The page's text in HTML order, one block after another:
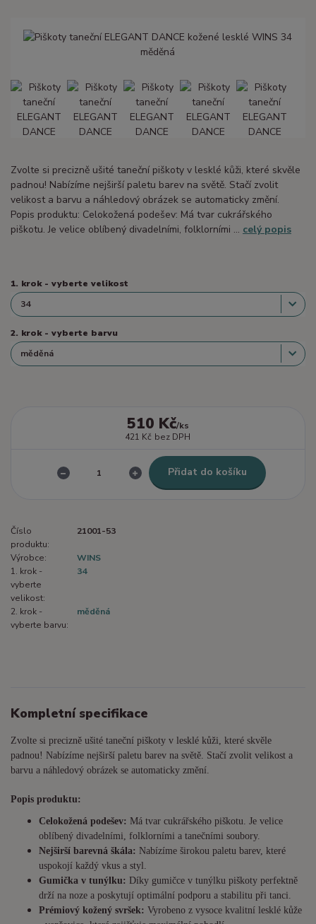
Zvolte si precizně ušité taneční piškoty v lesklé kůži, které skvěle
padnou! Nabízíme nejširší paletu barev na světě. Stačí zvolit
velikost a barvu a náhledový obrázek se automaticky změní.
Popis produktu: Celokožená podešev: Má tvar cukrářského
piškotu. Je velice oblíbený divadelními, folklorními ... celý popis
1. krok - vyberte velikost
2. krok - vyberte barvu
510 Kč/ks
421 Kč bez DPH
Přidat do košíku
Číslo
produktu:
21001-53
Výrobce:
WINS
1. krok -
vyberte
velikost:
34
2. krok -
vyberte barvu:
měděná
Kompletní specifikace
Zvolte si precizně ušité taneční piškoty v lesklé kůži, které skvěle
padnou! Nabízíme nejširší paletu barev na světě. Stačí zvolit velikost a
barvu a náhledový obrázek se automaticky změní.
Popis produktu:
Celokožená podešev: Má tvar cukrářského piškotu. Je velice
oblíbený divadelními, folklorními a tanečními soubory.
Nejširší barevná škála: Nabízíme širokou paletu barev, které
uspokojí každý vkus a styl.
Gumička v tunýlku: Díky gumičce v tunýlku piškoty perfektně
drží na noze a poskytují optimální podporu a stabilitu při tanci.
Prémiový kožený svršek: Vyrobeno z vysoce kvalitní lesklé kůže